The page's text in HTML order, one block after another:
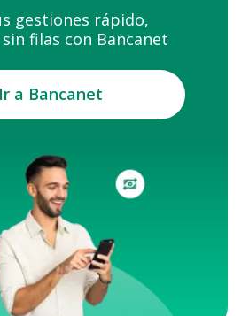
gestiones rápido,
filas con Bancanet
Ir a Bancanet